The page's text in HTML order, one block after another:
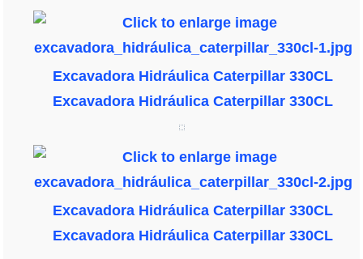
Excavadora Hidráulica Caterpillar 330CL
Excavadora Hidráulica Caterpillar 330CL
Excavadora Hidráulica Caterpillar 330CL
Excavadora Hidráulica Caterpillar 330CL